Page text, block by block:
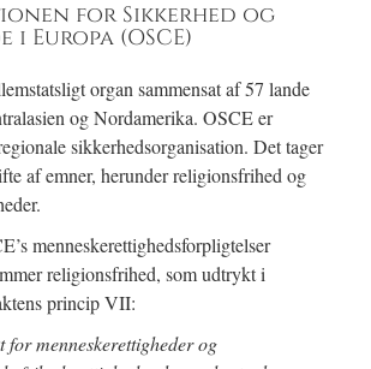
for Sikkerhed og
i Europa (OSCE)
organ sammensat af 57 lande
og Nordamerika. OSCE er
sikkerhedsorganisation. Det tager
af emner, herunder religionsfrihed og
menneskerettighedsforpligtelser
religionsfrihed, som udtrykt i
princip VII:
for menneskerettigheder og